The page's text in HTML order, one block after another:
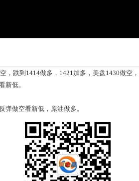
跌到1414做多，1421加多，美盘1430做空
新低。
做空看新低，原油做多。